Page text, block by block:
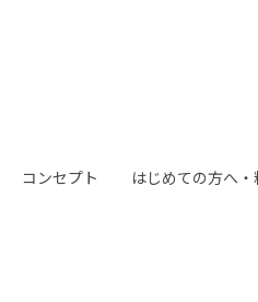
コンセプト はじめての方へ・